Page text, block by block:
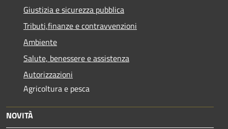
Giustizia e sicurezza pubblica
Tributi,finanze e contravvenzioni
Ambiente
Salute, benessere e assistenza
Autorizzazioni
Agricoltura e pesca
NOVITÀ